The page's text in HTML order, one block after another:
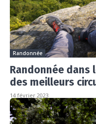
Randonnée
Randonnée dans
des meilleurs
14 février 2023